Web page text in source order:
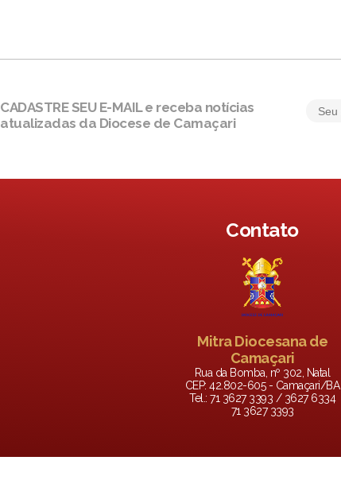
CADASTRE SEU E-MAIL e receba notícias
atualizadas da Diocese de Camaçari
Contato
Mitra Diocesana de
Camaçari
Rua da Bomba, nº 302, Natal
CEP: 42.802-605 - Camaçari/BA
Tel.: 71 3627 3393 / 3627 6334
71 3627 3393